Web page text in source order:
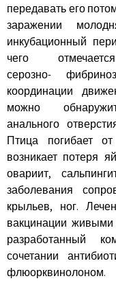
передавать его
заражении
инкубационный
чего
серозно-
координации
можно
анального
Птица погибает
возникает потеря
овариит,
заболевания
крыльев, ног.
вакцинации
разработанный
сочетании
флюорквинолоном.